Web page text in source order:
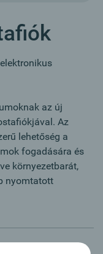
az új
Az
lehetőség a
fogadására és
környezetbarát,
nyomtatott